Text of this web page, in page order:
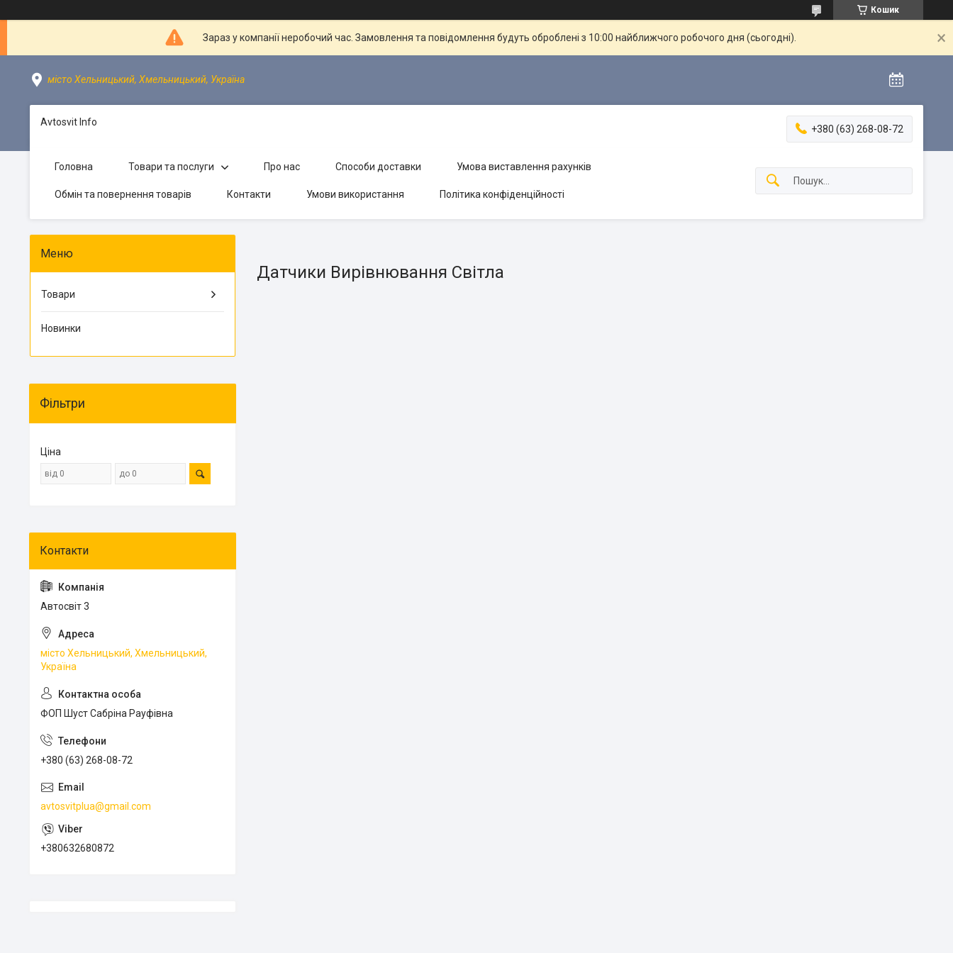
Кошик
Зараз у компанії неробочий час. Замовлення та повідомлення будуть оброблені з 10:00 найближчого робочого дня (сьогодні).
місто Хельницький, Хмельницький, Україна
Avtosvit Info
+380 (63) 268-08-72
Головна Товари та послуги Про нас Способи доставки Умова виставлення рахунків
Обмін та повернення товарів Контакти Умови використання Політика конфіденційності
Датчики Вирівнювання Світла
Товари
Новинки
Фільтри
Ціна
Автосвіт 3
місто Хельницький, Хмельницький,
Україна
ФОП Шуст Сабріна Рауфівна
+380 (63) 268-08-72
avtosvitplua@gmail.com
+380632680872